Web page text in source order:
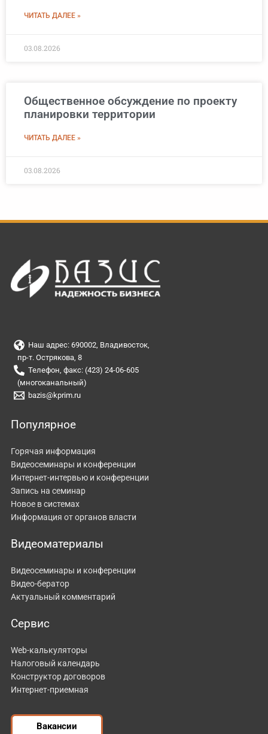
ЧИТАТЬ ДАЛЕЕ »
03.08.2026
Общественное обсуждение по проекту
планировки территории
ЧИТАТЬ ДАЛЕЕ »
03.08.2026
Наш адрес: 690002, Владивосток,
пр-т. Острякова, 8
Телефон, факс: (423) 24-06-605
(многоканальный)
bazis@kprim.ru
Популярное
Горячая информация
Видеосеминары и конференции
Интернет-интервью и конференции
Запись на семинар
Новое в системах
Информация от органов власти
Видеоматериалы
Видеосеминары и конференции
Видео-бератор
Актуальный комментарий
Сервис
Web-калькуляторы
Налоговый календарь
Конструктор договоров
Интернет-приемная
Вакансии